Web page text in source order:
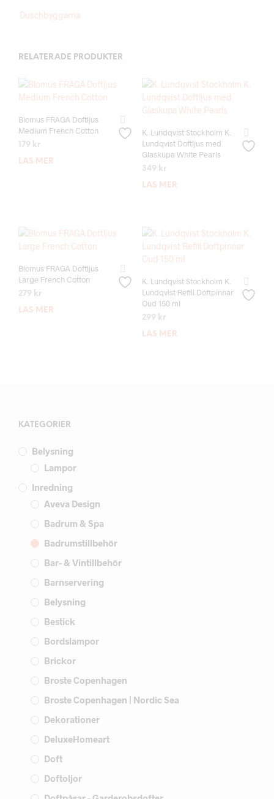
Duschbyggarna
RELATERADE PRODUKTER
Blomus FRAGA Doftljus
Medium French Cotton
179 kr
LÄS MER
K. Lundqvist Stockholm K.
Lundqvist Doftljus med
Glaskupa White Pearls
349 kr
LÄS MER
Blomus FRAGA Doftljus
Large French Cotton
279 kr
LÄS MER
K. Lundqvist Stockholm K.
Lundqvist Refill Doftpinnar
Oud 150 ml
299 kr
LÄS MER
KATEGORIER
Belysning
Lampor
Inredning
Aveva Design
Badrum & Spa
Badrumstillbehör
Bar- & Vintillbehör
Barnservering
Belysning
Bestick
Bordslampor
Brickor
Broste Copenhagen
Broste Copenhagen | Nordic Sea
Dekorationer
DeluxeHomeart
Doft
Doftoljor